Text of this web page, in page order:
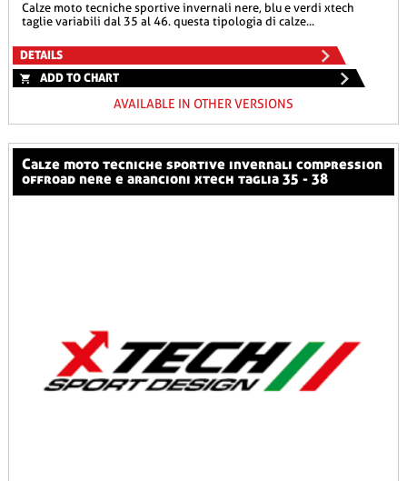
calze moto tecniche sportive invernali nere, blu e verdi xtech
taglie variabili dal 35 al 46. questa tipologia di calze...
DETAILS
ADD TO CHART
AVAILABLE IN OTHER VERSIONS
calze moto tecniche sportive invernali compression
offroad nere e arancioni xtech taglia 35 - 38